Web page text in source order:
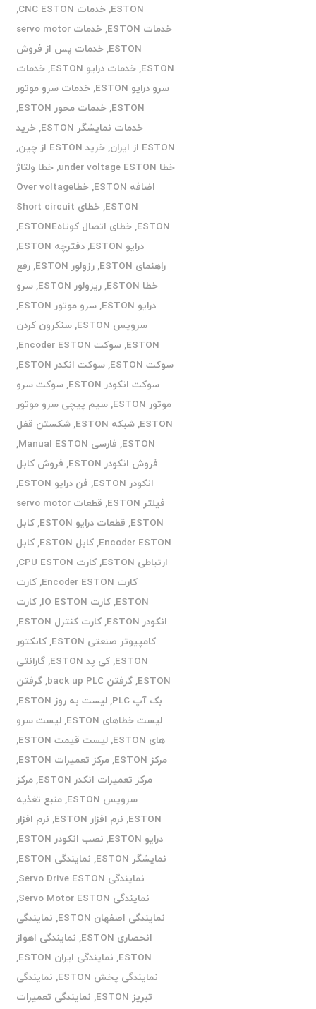
ESTON
,خدمات CNC ESTON
,
خدمات ESTON
,
خدمات servo motor
ESTON
,خدمات پس از فروش
ESTON
,خدمات درایو ESTON ,خدمات
سرو درایو ESTON
,خدمات سرو موتور
ESTON
,خدمات محور ESTON
,
خدمات نمایشگر ESTON
,خرید
ESTON از ایران
,خرید ESTON از چین
,
خطا under voltage ESTON
,خطا ولتاژ
اضافه ESTON
,
خطاOver voltage
ESTON
,
خطای Short circuit
ESTON
,خطای اتصال کوتاهESTONE
,
درایو ESTON
,دفترچه ESTON
,
راهنمای ESTON
,رزولور ESTON ,رفع
خطا ESTON
,ریزولور ESTON ,سرو
درایو ESTON
,سرو موتور ESTON
,
سرویس ESTON
,سنکرون کردن
ESTON
,سوکت Encoder ESTON
,
سوکت ESTON
,سوکت انکدر ESTON
,
سوکت انکودر ESTON
,سوکت سرو
موتور ESTON
,سیم پیچی سرو موتور
ESTON
,شبکه ESTON ,شکستن قفل
ESTON
, فارسی Manual ESTON
,
فروش انکودر ESTON
, فروش کابل
انکودر ESTON
, فن درایو ESTON
,
فیلتر ESTON
,
قطعات servo motor
ESTON
, قطعات درایو ESTON ,کابل
Encoder ESTON
,کابل ESTON ,کابل
ارتباطی ESTON
,کارت CPU ESTON
,
کارت Encoder ESTON
,کارت
ESTON
,کارت IO ESTON ,کارت
انکودر ESTON
,کارت کنترل ESTON
,
کامپیوتر صنعتی ESTON
,کانکتور
ESTON
,کی پد ESTON ,گارانتی
ESTON
,گرفتن back up PLC ,گرفتن
بک آپ PLC
,لیست به روز ESTON
,
لیست خطاهای ESTON
,لیست سرو
های ESTON
,لیست قیمت ESTON
,
مرکز ESTON
,مرکز تعمیرات ESTON
,
مرکز تعمیرات انکدر ESTON
,مرکز
سرویس ESTON
,منبع تغذیه
ESTON
, نرم افزار ESTON , نرم افزار
درایو ESTON
, نصب انکودر ESTON
,
نمایشگر ESTON
, نمایندگی ESTON
,
نمایندگی Servo Drive ESTON
,
نمایندگی Servo Motor ESTON
,
نمایندگی اصفهان ESTON
, نمایندگی
انحصاری ESTON
, نمایندگی اهواز
ESTON
, نمایندگی ایران ESTON
,
نمایندگی پخش ESTON
, نمایندگی
تبریز ESTON
, نمایندگی تعمیرات